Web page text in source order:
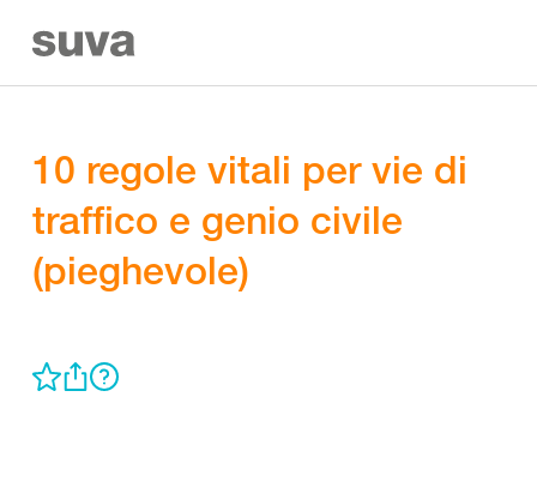
10 regole vitali per vie di
traffico e genio civile
(pieghevole)